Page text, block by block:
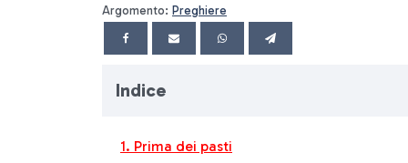
Argomento: Preghiere
Indice
Prima dei pasti